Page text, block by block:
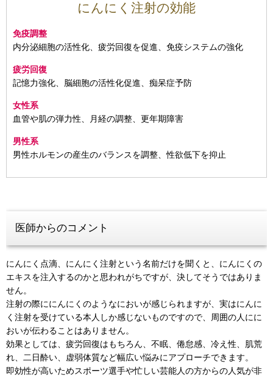
にんにく注射の効能
免疫調整
内分泌細胞の活性化、疲労回復を促進、免疫システムの強化
疲労回復
記憶力強化、脳細胞の活性化促進、痴呆症予防
女性系
血管や肌の弾力性、月経の調整、更年期障害
男性系
男性ホルモンの産生のバランスを調整、性欲低下を抑止
医師からのコメント
にんにく点滴、にんにく注射という名前だけを聞くと、にんにくの
エキスを注入するのかと思われがちですが、決してそうではありま
せん。
注射の際ににんにくのようなにおいが感じられますが、実はにんに
く注射を受けている本人しか感じないものですので、周囲の人にに
おいが伝わることはありません。
効果としては、疲労回復はもちろん、不眠、倦怠感、冷え性、肌荒
れ、二日酔い、虚弱体質など幅広い悩みにアプローチできます。
即効性が高いためスポーツ選手や忙しい芸能人の方からの人気が非